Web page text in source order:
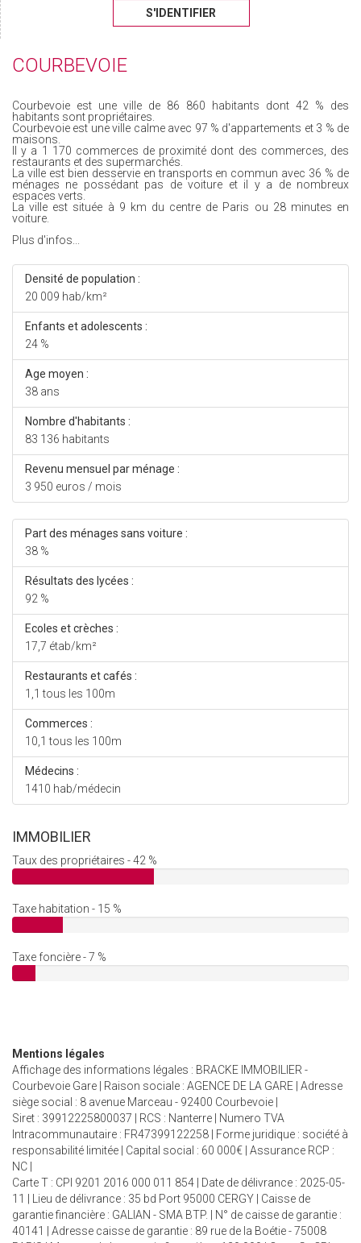
S'IDENTIFIER
COURBEVOIE
Courbevoie est une ville de 86 860 habitants dont 42 % des
habitants sont propriétaires.
Courbevoie est une ville calme avec 97 % d'appartements et 3 % de
maisons.
Il y a 1 170 commerces de proximité dont des commerces, des
restaurants et des supermarchés.
La ville est bien desservie en transports en commun avec 36 % de
ménages ne possédant pas de voiture et il y a de nombreux
espaces verts.
La ville est située à 9 km du centre de Paris ou 28 minutes en
voiture.
Plus d'infos...
Densité de population :
20 009 hab/km²
Enfants et adolescents :
24 %
Age moyen :
38 ans
Nombre d'habitants :
83 136 habitants
Revenu mensuel par ménage :
3 950 euros / mois
Part des ménages sans voiture :
38 %
Résultats des lycées :
92 %
Ecoles et crèches :
17,7 étab/km²
Restaurants et cafés :
1,1 tous les 100m
Commerces :
10,1 tous les 100m
Médecins :
1410 hab/médecin
IMMOBILIER
Taux des propriétaires - 42 %
Taxe habitation - 15 %
Taxe foncière - 7 %
Mentions légales
Affichage des informations légales : BRACKE IMMOBILIER -
Courbevoie Gare | Raison sociale : AGENCE DE LA GARE | Adresse
siège social : 8 avenue Marceau - 92400 Courbevoie |
Siret : 39912225800037 | RCS : Nanterre | Numero TVA
Intracommunautaire : FR47399122258 | Forme juridique : société à
responsabilité limitée | Capital social : 60 000€ | Assurance RCP :
NC |
Carte T : CPI 9201 2016 000 011 854 | Date de délivrance : 2025-05-
11 | Lieu de délivrance : 35 bd Port 95000 CERGY | Caisse de
garantie financière : GALIAN - SMA BTP. | N° de caisse de garantie :
40141 | Adresse caisse de garantie : 89 rue de la Boétie - 75008